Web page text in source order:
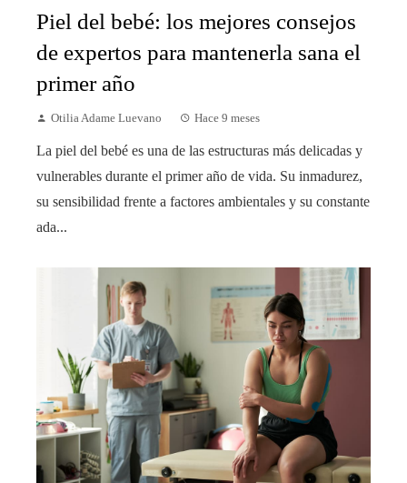
Piel del bebé: los mejores consejos
de expertos para mantenerla sana el
primer año
Otilia Adame Luevano Hace 9 meses
La piel del bebé es una de las estructuras más delicadas y
vulnerables durante el primer año de vida. Su inmadurez,
su sensibilidad frente a factores ambientales y su constante
ada...